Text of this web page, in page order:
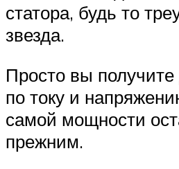
статора, будь то
звезда.
Просто вы
по току и
самой мощности
прежним.